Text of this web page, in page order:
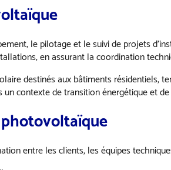
le pilotage et le suivi de projets
en assurant la coordination
destinés aux bâtiments résidentiels,
contexte de transition énergétique et
photovoltaïque
entre les clients, les équipes